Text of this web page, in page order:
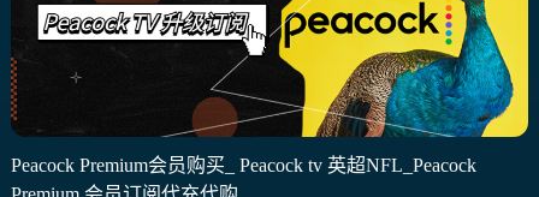
Peacock Premium会员购买_ Peacock tv 英超NFL_Peacock